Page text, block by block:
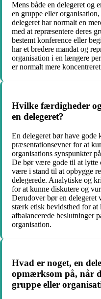
Mens både en delegeret og
en gruppe eller
delegeret har normalt en
med at repræsentere deres
bestemt konference eller
har et bredere mandat og
organisation i en længere
er normalt mere
Hvilke færdigheder
en delegeret?
En delegeret bør have gode
præsentationsevner for at
organisations synspunkter
De bør være gode til at lytte
være i stand til at opbygge
delegerede. Analytiske og
for at kunne diskutere og
Derudover bør en delegeret
stærk etisk bevidsthed for
afbalancerede beslutninger
organisation.
Hvad er noget, en
opmærksom på, når
gruppe eller